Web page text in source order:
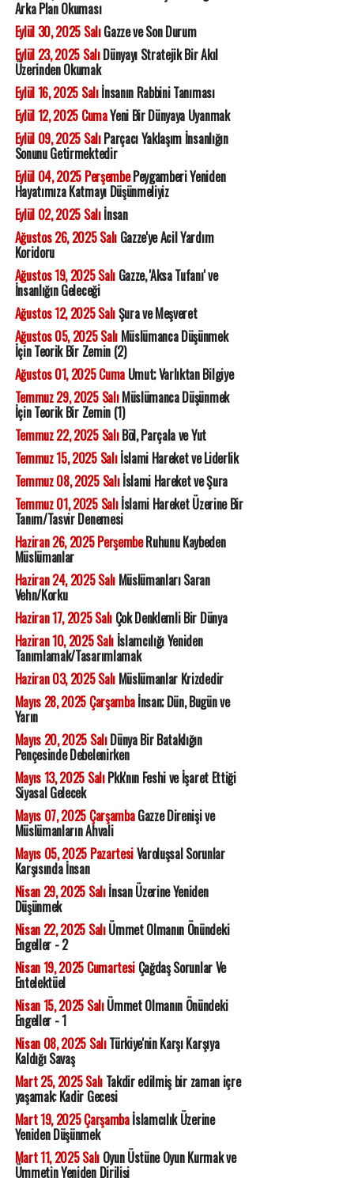
Arka Plan Okuması
Eylül 30, 2025 SalıGazze ve Son Durum
Eylül 23, 2025 SalıDünyayı Stratejik Bir Akıl
Üzerinden Okumak
Eylül 16, 2025 Salıİnsanın Rabbini Tanıması
Eylül 12, 2025 CumaYeni Bir Dünyaya Uyanmak
Eylül 09, 2025 SalıParçacı Yaklaşım İnsanlığın
Sonunu Getirmektedir
Eylül 04, 2025 PerşembePeygamberi Yeniden
Hayatımıza Katmayı Düşünmeliyiz
Eylül 02, 2025 Salıİnsan
Ağustos 26, 2025 SalıGazze'ye Acil Yardım
Koridoru
Ağustos 19, 2025 SalıGazze, 'Aksa Tufanı' ve
İnsanlığın Geleceği
Ağustos 12, 2025 SalıŞura ve Meşveret
Ağustos 05, 2025 SalıMüslümanca Düşünmek
İçin Teorik Bir Zemin (2)
Ağustos 01, 2025 CumaUmut; Varlıktan Bilgiye
Temmuz 29, 2025 SalıMüslümanca Düşünmek
İçin Teorik Bir Zemin (1)
Temmuz 22, 2025 SalıBöl, Parçala ve Yut
Temmuz 15, 2025 Salıİslami Hareket ve Liderlik
Temmuz 08, 2025 Salıİslami Hareket ve Şura
Temmuz 01, 2025 Salıİslami Hareket Üzerine Bir
Tanım/Tasvir Denemesi
Haziran 26, 2025 PerşembeRuhunu Kaybeden
Müslümanlar
Haziran 24, 2025 SalıMüslümanları Saran
Vehn/Korku
Haziran 17, 2025 SalıÇok Denklemli Bir Dünya
Haziran 10, 2025 Salıİslamcılığı Yeniden
Tanımlamak/Tasarımlamak
Haziran 03, 2025 SalıMüslümanlar Krizdedir
Mayıs 28, 2025 Çarşambaİnsan; Dün, Bugün ve
Yarın
Mayıs 20, 2025 SalıDünya Bir Bataklığın
Pençesinde Debelenirken
Mayıs 13, 2025 SalıPkk'nın Feshi ve İşaret Ettiği
Siyasal Gelecek
Mayıs 07, 2025 ÇarşambaGazze Direnişi ve
Müslümanların Ahvali
Mayıs 05, 2025 PazartesiVaroluşsal Sorunlar
Karşısında İnsan
Nisan 29, 2025 Salıİnsan Üzerine Yeniden
Düşünmek
Nisan 22, 2025 SalıÜmmet Olmanın Önündeki
Engeller - 2
Nisan 19, 2025 CumartesiÇağdaş Sorunlar Ve
Entelektüel
Nisan 15, 2025 SalıÜmmet Olmanın Önündeki
Engeller - 1
Nisan 08, 2025 SalıTürkiye'nin Karşı Karşıya
Kaldığı Savaş
Mart 25, 2025 SalıTakdir edilmiş bir zaman içre
yaşamak: Kadir Gecesi
Mart 19, 2025 Çarşambaİslamcılık Üzerine
Yeniden Düşünmek
Mart 11, 2025 SalıOyun Üstüne Oyun Kurmak ve
Ümmetin Yeniden Dirilişi